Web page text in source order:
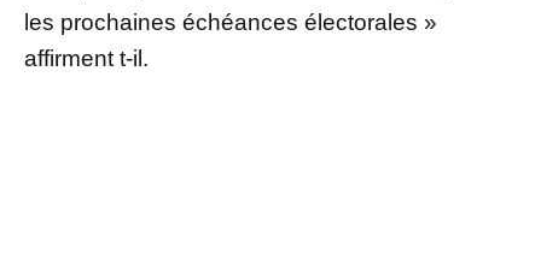
les prochaines échéances électorales »
affirment t-il.